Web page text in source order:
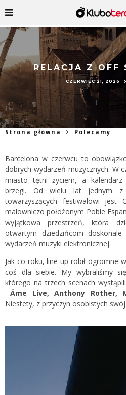
RELACJA Z OFF
CZERWIEC 21, 2026
Strona główna Polecamy
Barcelona w czerwcu to
dobrych wydarzeń muzycznych. W
miasto tętni życiem, a kalendarz
brzegi. Od wielu lat jednym z
towarzyszących festiwalowi jest
malowniczo położonym Poble
wyjątkowa przestrzeń, która
otwartym dziedzińcom
wydarzeń muzyki elektronicznej.
Jak co roku, line-up robił ogromne
coś dla siebie. My wybraliśmy
którego na trzech scenach
Áme Live, Anthony Rother,
Niestety, z przyczyn osobistych